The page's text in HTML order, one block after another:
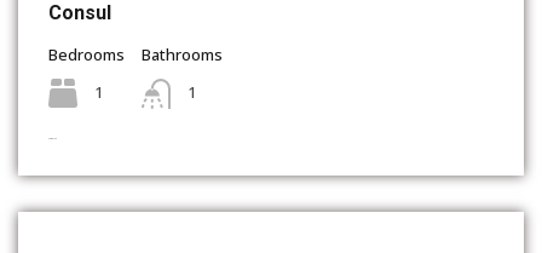
Consul
Bedrooms
1
Bathrooms
1